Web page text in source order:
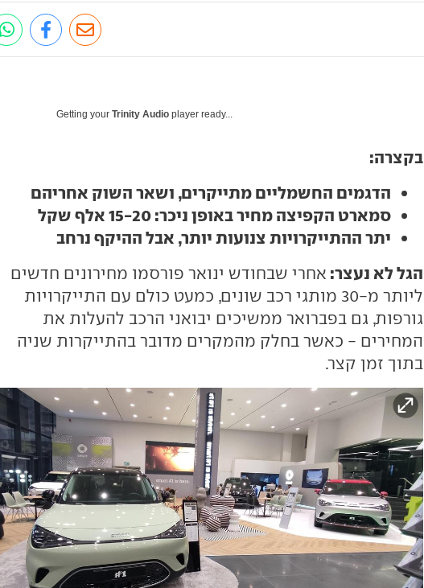
Getting yourTrinity Audio player ready...
בקצרה:
הדגמים החשמליים מתייקרים, ושאר השוק אחריהם
סמארט הקפיצה מחיר באופן ניכר: 15-20 אלף שקל
יתר ההתייקרויות צנועות יותר, אבל ההיקף נרחב
הגל לא נעצר: אחרי שבחודש ינואר פורסמו מחירונים חדשים
ליותר מ-30 מותגי רכב שונים, כמעט כולם עם התייקרויות
גורפות, גם בפברואר ממשיכים יבואני הרכב להעלות את
המחירים - כאשר בחלק מהמקרים מדובר בהתייקרות שניה
בתוך זמן קצר.